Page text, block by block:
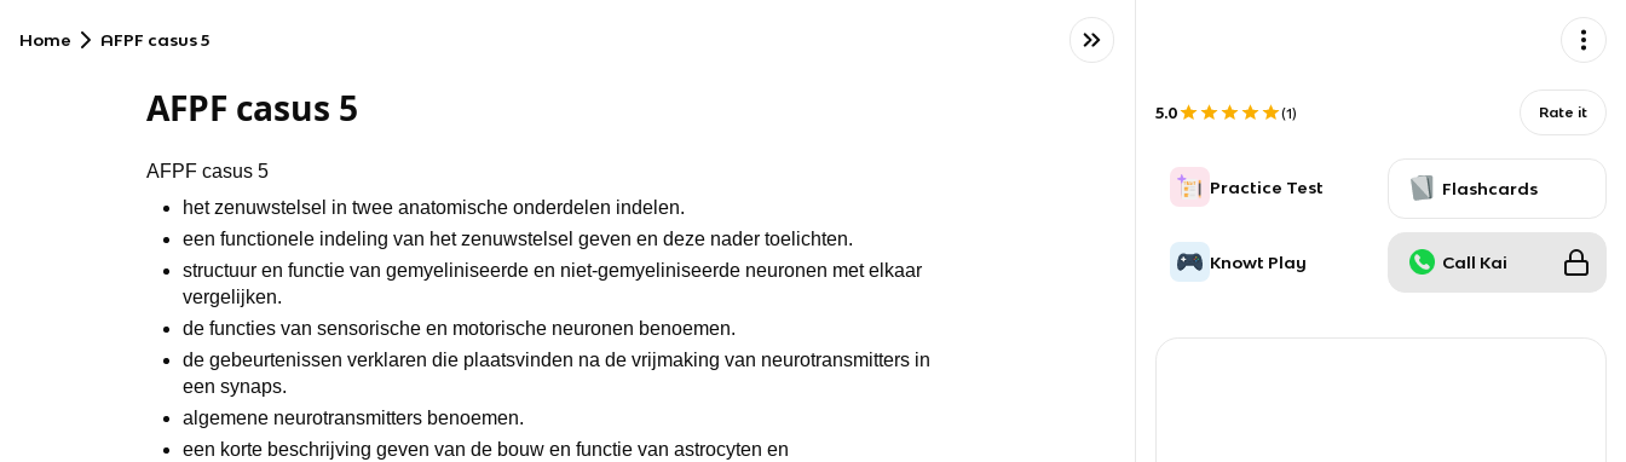
Home AFPF casus 5
AFPF casus 5
AFPF casus 5
het zenuwstelsel in twee anatomische onderdelen indelen.
een functionele indeling van het zenuwstelsel geven en deze nader toelichten.
structuur en functie van gemyeliniseerde en niet-gemyeliniseerde neuronen met elkaar
vergelijken.
de functies van sensorische en motorische neuronen benoemen.
de gebeurtenissen verklaren die plaatsvinden na de vrijmaking van neurotransmitters in
een synaps.
algemene neurotransmitters benoemen.
een korte beschrijving geven van de bouw en functie van astrocyten en
5.0 (1) Rate it
Practice Test Flashcards
Knowt Play Call Kai